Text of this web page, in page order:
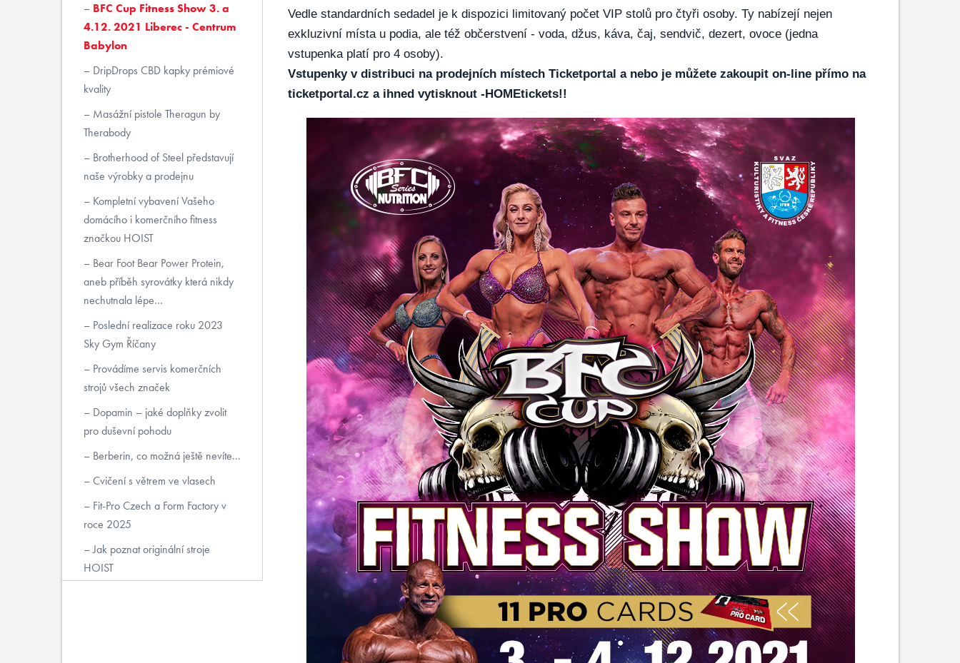
Vedle standardních sedadel je k dispozici limitovaný počet VIP stolů pro čtyři osoby. Ty nabízejí nejen
exkluzivní místa u podia, ale též občerstvení - voda, džus, káva, čaj, sendvič, dezert, ovoce (jedna
vstupenka platí pro 4 osoby).
Vstupenky v distribuci na prodejních místech Ticketportal a nebo je můžete zakoupit on-line přímo na
ticketportal.cz a ihned vytisknout -HOMEtickets!!
BFC Cup Fitness Show 3. a
4.12. 2021 Liberec - Centrum
Babylon
DripDrops CBD kapky prémiové
kvality
Masážní pistole Theragun by
Therabody
Brotherhood of Steel představují
naše výrobky a prodejnu
Kompletní vybavení Vašeho
domácího i komerčního fitness
značkou HOIST
Bear Foot Bear Power Protein,
aneb příběh syrovátky která nikdy
nechutnala lépe...
Poslední realizace roku 2023
Sky Gym Říčany
Provádíme servis komerčních
strojů všech značek
Dopamin – jaké doplňky zvolit
pro duševní pohodu
Berberin, co možná ještě nevíte...
Cvičení s větrem ve vlasech
Fit-Pro Czech a Form Factory v
roce 2025
Jak poznat originální stroje
HOIST